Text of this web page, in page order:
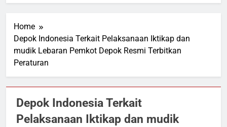
Home
Depok Indonesia Terkait Pelaksanaan Iktikap dan
mudik Lebaran Pemkot Depok Resmi Terbitkan
Peraturan
Depok Indonesia Terkait
Pelaksanaan Iktikap dan mudik